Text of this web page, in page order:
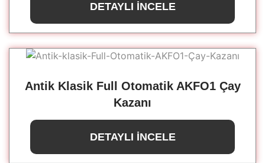
DETAYLI İNCELE
Antik Klasik Full Otomatik AKFO1 Çay
Kazanı
DETAYLI İNCELE